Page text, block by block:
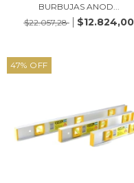
BURBUJAS ANOD...
$22.057,28
$12.824,00
47% OFF